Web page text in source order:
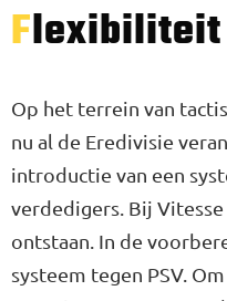
Flexibiliteit
Op het terrein van
nu al de Eredivisie
introductie van een
verdedigers. Bij
ontstaan. In de
systeem tegen PSV.